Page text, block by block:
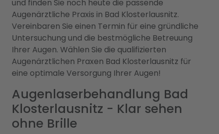
und finden Sie noch heute die passende
Augenärztliche Praxis in Bad Klosterlausnitz.
Vereinbaren Sie einen Termin für eine gründliche
Untersuchung und die bestmögliche Betreuung
Ihrer Augen. Wählen Sie die qualifizierten
Augenärztlichen Praxen Bad Klosterlausnitz für
eine optimale Versorgung Ihrer Augen!
Augenlaserbehandlung Bad
Klosterlausnitz - Klar sehen
ohne Brille